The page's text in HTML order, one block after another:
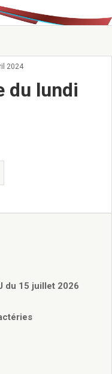
funéraire
2024
du lundi
du 15 juillet 2026